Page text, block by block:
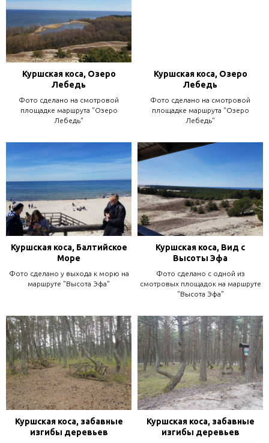
Куршская коса, Озеро
Лебедь
Фото сделано на смотровой
площадке маршрута "Озеро
Лебедь"
Куршская коса, Озеро
Лебедь
Фото сделано на смотровой
площадке маршрута "Озеро
Лебедь"
Куршская коса, Балтийское
Море
Фото сделано у выхода к морю на
маршруте "Высота Эфа"
Куршская коса, Вид с
Высоты Эфа
Фото сделано с одной из
смотровых площадок на маршруте
"Высота Эфа"
Куршская коса, забавные
изгибы деревьев
Куршская коса, забавные
изгибы деревьев